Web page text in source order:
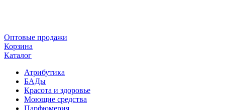
Оптовые продажи
Корзина
Каталог
Атрибутика
БАДы
Красота и здоровье
Моющие средства
Парфюмерия